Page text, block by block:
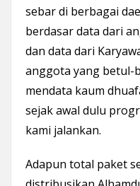
sebar di berbagai
berdasar data dari
dan data dari
anggota yang betul-
mendata kaum
sejak awal dulu
kami jalankan.
Adapun total paket